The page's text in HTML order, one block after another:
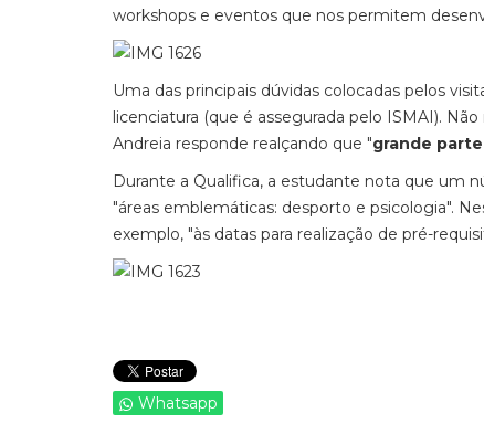
workshops e eventos que nos permitem
Uma das principais dúvidas colocadas pelos
licenciatura (que é assegurada pelo ISMAI).
Andreia responde realçando que "grande
Durante a Qualifica, a estudante nota que um
"áreas emblemáticas: desporto e psicologia".
exemplo, "às datas para realização de pré-
Whatsapp